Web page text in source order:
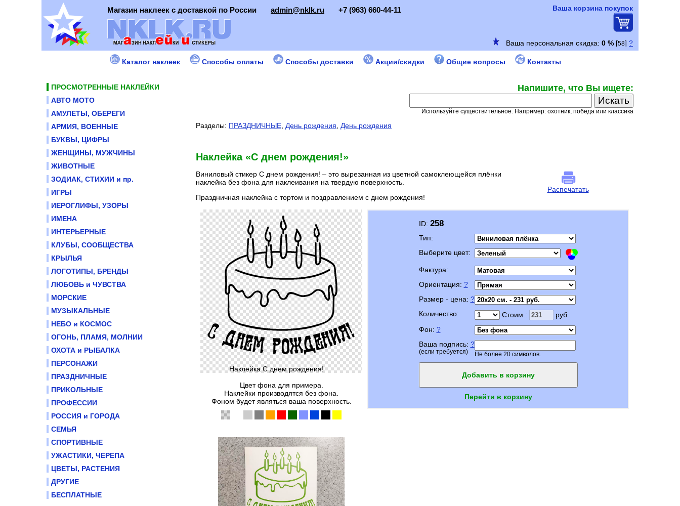
Магазин наклеек с доставкой по России admin@nklk.ru +7 (963) 660-44-11 Ваша корзина покупок
Каталог наклеек Способы оплаты Способы доставки Акции/скидки Общие вопросы Контакты
ПРОСМОТРЕННЫЕ НАКЛЕЙКИ
АВТО МОТО
АМУЛЕТЫ, ОБЕРЕГИ
АРМИЯ, ВОЕННЫЕ
БУКВЫ, ЦИФРЫ
ЖЕНЩИНЫ, МУЖЧИНЫ
ЖИВОТНЫЕ
ЗОДИАК, СТИХИИ и пр.
ИГРЫ
ИЕРОГЛИФЫ, УЗОРЫ
ИМЕНА
ИНТЕРЬЕРНЫЕ
КЛУБЫ, СООБЩЕСТВА
КРЫЛЬЯ
ЛОГОТИПЫ, БРЕНДЫ
ЛЮБОВЬ и ЧУВСТВА
МОРСКИЕ
МУЗЫКАЛЬНЫЕ
НЕБО и КОСМОС
ОГОНЬ, ПЛАМЯ, МОЛНИИ
ОХОТА и РЫБАЛКА
ПЕРСОНАЖИ
ПРАЗДНИЧНЫЕ
ПРИКОЛЬНЫЕ
ПРОФЕССИИ
РОССИЯ и ГОРОДА
СЕМЬЯ
СПОРТИВНЫЕ
УЖАСТИКИ, ЧЕРЕПА
ЦВЕТЫ, РАСТЕНИЯ
ДРУГИЕ
БЕСПЛАТНЫЕ
Напишите, что Вы ищете:
Используйте существительное. Например: охотник, победа или классика
Разделы: ПРАЗДНИЧНЫЕ День рождения День рождения
Наклейка «С днем рождения!»
Виниловый стикер С днем рождения! – это вырезанная из цветной самоклеющейся плёнки
наклейка без фона для наклеивания на твердую поверхность.
Праздничная наклейка с тортом и поздравлением с днем рождения!
Распечатать
Наклейка С днем рождения!
Цвет фона для примера.
Наклейки производятся без фона.
Фоном будет являться ваша поверхность.
ID: 258
Тип:
Выберите цвет:
Фактура:
Ориентация: ?
Размер - цена: ?
Количество:
Стоим.:
руб.
Фон: ?
Ваша подпись: ?
(если требуется) Не более 20 символов.
Добавить в корзину
Перейти в корзину